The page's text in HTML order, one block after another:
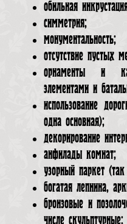
обильная
симметрия;
монументальность;
отсутствие пустых
орнаменты и
элементами и
использование
одна основная);
декорирование
анфилады комнат;
узорный паркет
богатая лепнина,
бронзовые и
числе скульптурные;